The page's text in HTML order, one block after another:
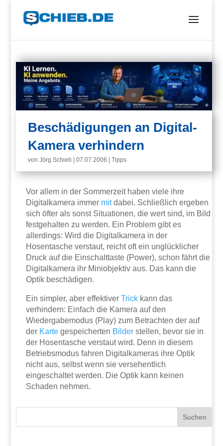
Beschädigungen an Digital-
Kamera verhindern
vonJörg Schieb |07.07.2006 |Tipps
Vor allem in der Sommerzeit haben viele ihre
Digitalkamera immer mitdabei. Schließlich ergeben
sich öfter als sonst Situationen, die wert sind, im Bild
festgehalten zu werden. Ein Problem gibt es
allerdings: Wird die Digitalkamera in der
Hosentasche verstaut, reicht oft ein unglücklicher
Druck auf die Einschalttaste (Power), schon fährt die
Digitalkamera ihr Miniobjektiv aus. Das kann die
Optik beschädigen.
Ein simpler, aber effektiverTrick kann das
verhindern: Einfach die Kamera auf den
Wiedergabemodus (Play) zum Betrachten der auf
der Karte gespeicherten Bilder stellen, bevor sie in
der Hosentasche verstaut wird. Denn in diesem
Betriebsmodus fahren Digitalkameras ihre Optik
nicht aus, selbst wenn sie versehentlich
eingeschaltet werden. Die Optik kann keinen
Schaden nehmen.